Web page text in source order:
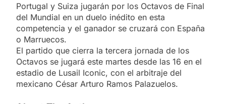
Portugal y Suiza jugarán por los Octavos de Final
del Mundial en un duelo inédito en esta
competencia y el ganador se cruzará con España
o Marruecos.
El partido que cierra la tercera jornada de los
Octavos se jugará este martes desde las 16 en el
estadio de Lusail Iconic, con el arbitraje del
mexicano César Arturo Ramos Palazuelos.